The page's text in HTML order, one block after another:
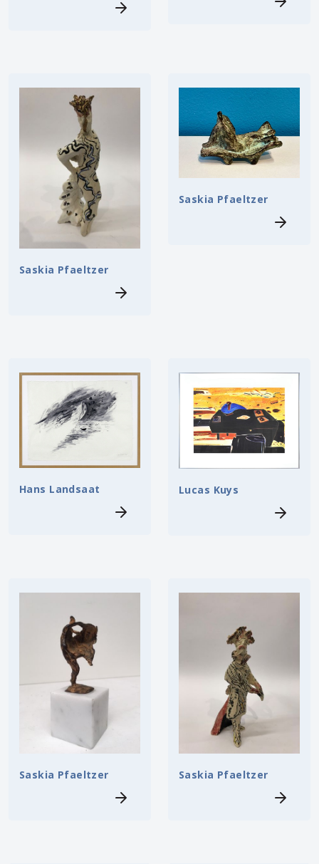
Saskia Pfaeltzer
Saskia Pfaeltzer
Hans Landsaat Lucas Kuys
Saskia Pfaeltzer Saskia Pfaeltzer